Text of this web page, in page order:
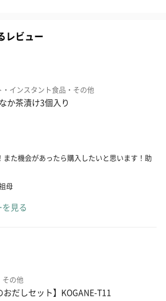
レビュー
・インスタント食品・その他
か茶漬け3個入り
た機会があったら購入したいと思います！助
母
見る
その他
おだしセット】KOGANE-T11